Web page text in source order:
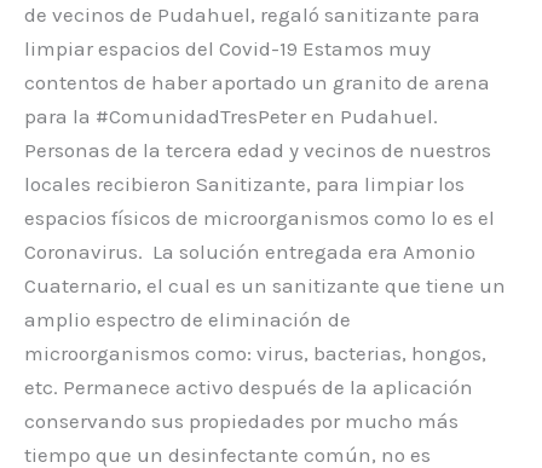
de vecinos de Pudahuel, regaló sanitizante para
limpiar espacios del Covid-19 Estamos muy
contentos de haber aportado un granito de arena
para la #ComunidadTresPeter en Pudahuel.
Personas de la tercera edad y vecinos de nuestros
locales recibieron Sanitizante, para limpiar los
espacios físicos de microorganismos como lo es el
Coronavirus. La solución entregada era Amonio
Cuaternario, el cual es un sanitizante que tiene un
amplio espectro de eliminación de
microorganismos como: virus, bacterias, hongos,
etc. Permanece activo después de la aplicación
conservando sus propiedades por mucho más
tiempo que un desinfectante común, no es